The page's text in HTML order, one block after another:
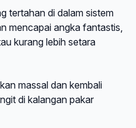
tertahan di dalam sistem
mencapai angka fantastis,
kurang lebih setara
massal dan kembali
di kalangan pakar